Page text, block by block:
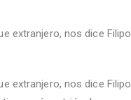
extranjero, nos dice Filipo
extranjero, nos dice Filipo